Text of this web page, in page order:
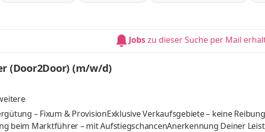
Jobszu dieser Suche per Mail
(Door2Door) (m/w/d)
– Fixum & ProvisionExklusive Verkaufsgebiete – keine
beim Marktführer – mit AufstiegschancenAnerkennung Deiner